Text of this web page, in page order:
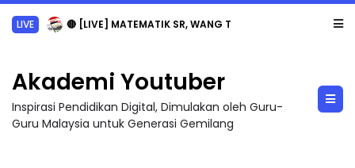
LIVE 🔴 [LIVE] MATEMATIK SR, WANG TAHUN 6 OLEH CIKGU ANITA #ALLINONE #141 #...
Akademi Youtuber
Inspirasi Pendidikan Digital, Dimulakan oleh Guru-
Guru Malaysia untuk Generasi Gemilang